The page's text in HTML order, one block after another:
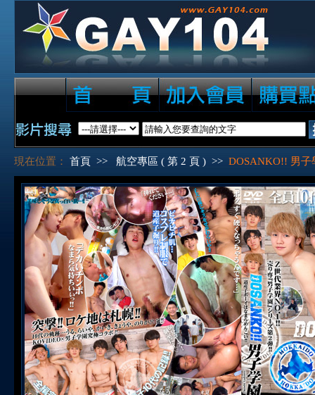
現在位置： 首頁 >> 航空專區 ( 第 2 頁 ) >> DOSANKO!! 男子